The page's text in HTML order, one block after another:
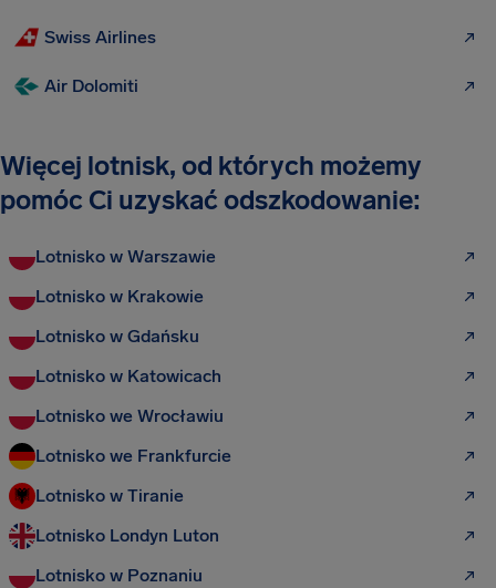
Swiss Airlines
Air Dolomiti
Więcej lotnisk, od których możemy
pomóc Ci uzyskać odszkodowanie:
Lotnisko w Warszawie
Lotnisko w Krakowie
Lotnisko w Gdańsku
Lotnisko w Katowicach
Lotnisko we Wrocławiu
Lotnisko we Frankfurcie
Lotnisko w Tiranie
Lotnisko Londyn Luton
Lotnisko w Poznaniu